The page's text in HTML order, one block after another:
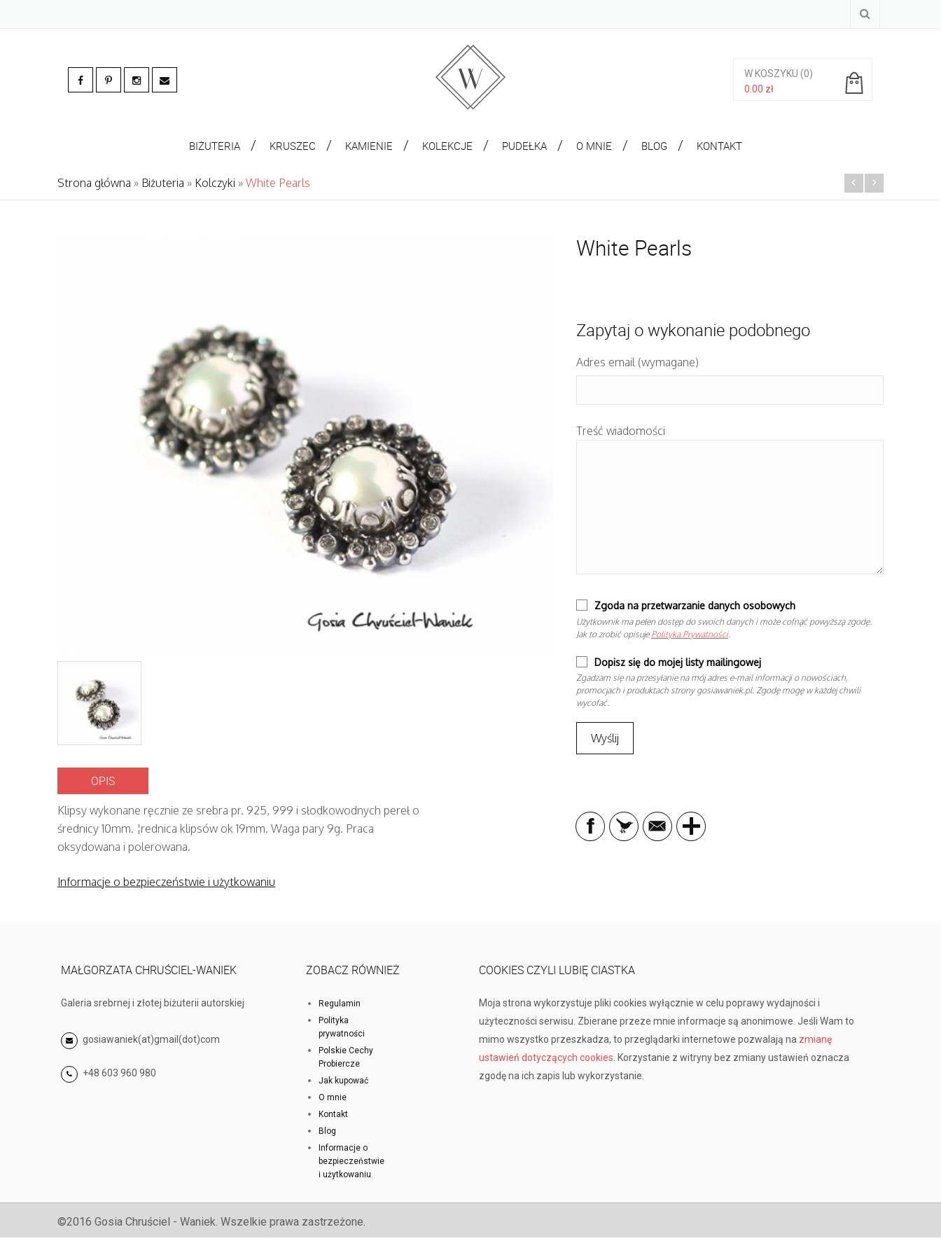
W KOSZYKU (0)
0.00 zł
BIŻUTERIA KRUSZEC KAMIENIE KOLEKCJE PUDEŁKA O MNIE BLOG KONTAKT
Strona główna » Biżuteria » Kolczyki » White Pearls
OPIS
Klipsy wykonane ręcznie ze srebra pr. 925, 999 i słodkowodnych pereł o
średnicy 10mm. ¦rednica klipsów ok 19mm. Waga pary 9g. Praca
oksydowana i polerowana.
Informacje o bezpieczeństwie i użytkowaniu
White Pearls
Zapytaj o wykonanie podobnego
Adres email (wymagane)
Treść wiadomości
Zgoda na przetwarzanie danych osobowych
Użytkownik ma pełen dostęp do swoich danych i może cofnąć powyższą zgodę.
Jak to zrobić opisuje Polityka Prywatności.
Dopisz się do mojej listy mailingowej
Zgadzam się na przesyłanie na mój adres e-mail informacji o nowościach,
promocjach i produktach strony gosiawaniek.pl. Zgodę mogę w każdej chwili
wycofać.
MAŁGORZATA CHRUŚCIEL-WANIEK
Galeria srebrnej i złotej biżuterii autorskiej
gosiawaniek(at)gmail(dot)com
+48 603 960 980
ZOBACZ RÓWNIEŻ
Regulamin
Polityka
prywatności
Polskie Cechy
Probiercze
Jak kupować
O mnie
Kontakt
Blog
Informacje o
bezpieczeństwie
i użytkowaniu
COOKIES CZYLI LUBIĘ CIASTKA
Moja strona wykorzystuje pliki cookies wyłącznie w celu poprawy wydajności i
użyteczności serwisu. Zbierane przeze mnie informacje są anonimowe. Jeśli Wam to
mimo wszystko przeszkadza, to przeglądarki internetowe pozwalają na zmianę
ustawień dotyczących cookies . Korzystanie z witryny bez zmiany ustawień oznacza
zgodę na ich zapis lub wykorzystanie.
©2016 Gosia Chruściel - Waniek. Wszelkie prawa zastrzeżone.